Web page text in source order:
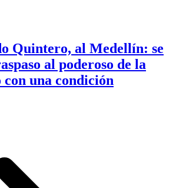
Quintero, al Medellín: se
al poderoso de la
una condición